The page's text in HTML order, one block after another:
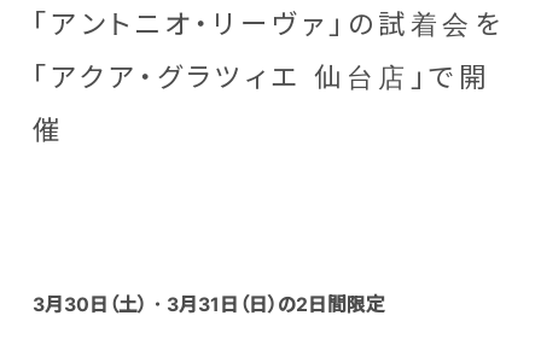
「アントニオ・リーヴァ」の試着会を
「アクア・グラツィエ 仙台店」で開
催
3月30日（土）・3月31日（日）の2日間限定